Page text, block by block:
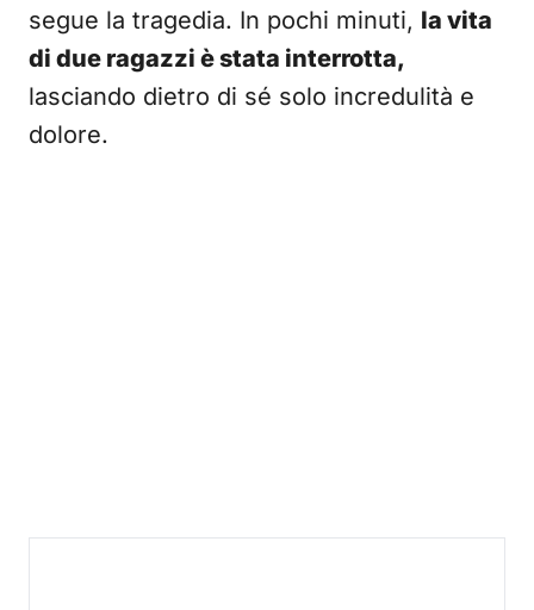
segue la tragedia. In pochi minuti, la vita
di due ragazzi è stata interrotta,
lasciando dietro di sé solo incredulità e
dolore.